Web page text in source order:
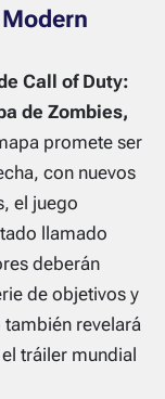
Call of Duty:
de Zombies,
promete ser
con nuevos
el juego
llamado
deberán
de objetivos y
revelará
tráiler mundial